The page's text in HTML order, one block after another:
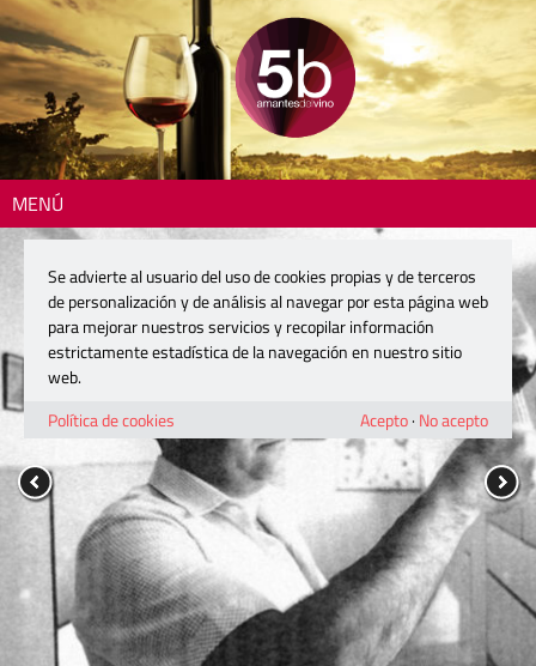
MENÚ
Se advierte al usuario del uso de cookies propias y de terceros
de personalización y de análisis al navegar por esta página web
para mejorar nuestros servicios y recopilar información
estrictamente estadística de la navegación en nuestro sitio
web.
Política de cookies
Acepto· No acepto